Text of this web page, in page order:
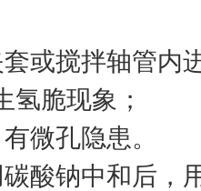
或搅拌轴管内
氢脆现象；
微孔隐患。
酸钠中和后，